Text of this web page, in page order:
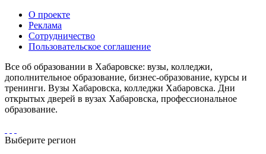
О проекте
Реклама
Сотрудничество
Пользовательское соглашение
Все об образовании в Хабаровске: вузы, колледжи,
дополнительное образование, бизнес-образование, курсы и
тренинги. Вузы Хабаровска, колледжи Хабаровска. Дни
открытых дверей в вузах Хабаровска, профессиональное
образование.
Выберите регион